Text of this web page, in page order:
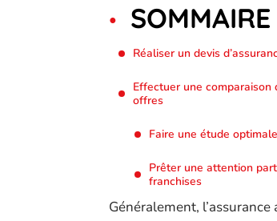
SOMMAIRE
Réaliser un devis
Effectuer une comparaison
offres
Faire une étude
Prêter une attention
franchises
Généralement,